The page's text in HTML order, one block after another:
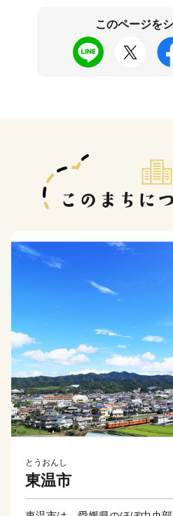
このページを
とうおんし
東温市